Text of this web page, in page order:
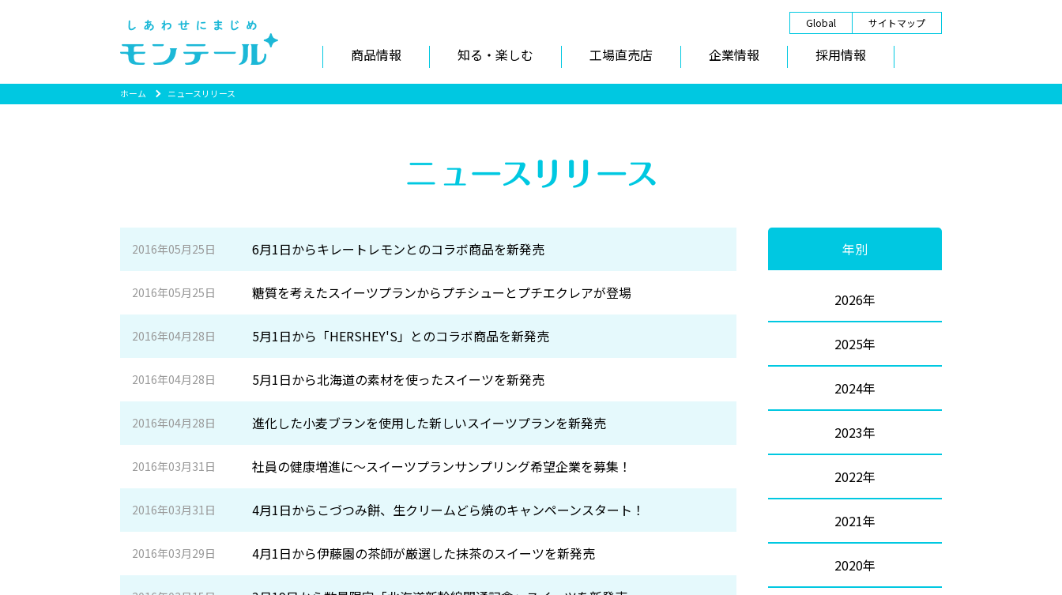
Global サイトマップ
商品情報 知る・楽しむ 工場直売店 企業情報 採用情報
ホーム ニュースリリース
2016年05月25日 6月1日からキレートレモンとのコラボ商品を新発売
2016年05月25日 糖質を考えたスイーツプランからプチシューとプチエクレアが登場
2016年04月28日 5月1日から「HERSHEY'S」とのコラボ商品を新発売
2016年04月28日 5月1日から北海道の素材を使ったスイーツを新発売
2016年04月28日 進化した小麦ブランを使用した新しいスイーツプランを新発売
2016年03月31日 社員の健康増進に～スイーツプランサンプリング希望企業を募集！
2016年03月31日 4月1日からこづつみ餅、生クリームどら焼のキャンペーンスタート！
2016年03月29日 4月1日から伊藤園の茶師が厳選した抹茶のスイーツを新発売
年別
2026年
2025年
2024年
2023年
2022年
2021年
2020年